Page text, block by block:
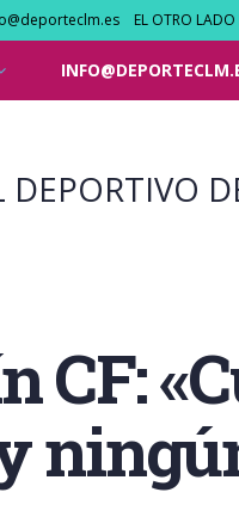
EL OTRO LADO
CF: